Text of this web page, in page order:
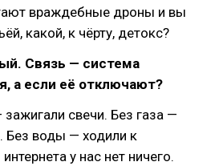
враждебные дроны и вы
какой, к чёрту, детокс?
Связь — система
а если её отключают?
свечи. Без газа —
Без воды — ходили к
у нас нет ничего.